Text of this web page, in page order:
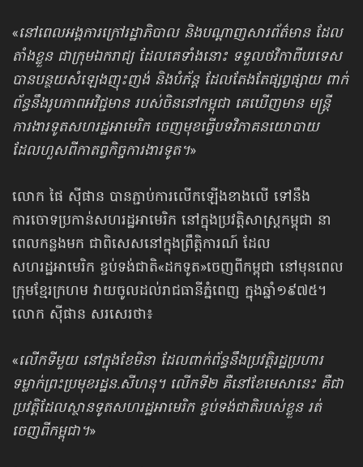
«នៅពេលអង្គការក្រៅរដ្ឋាភិបាល និងបណ្ដាញសារព័ត៌មាន ដែល
តាំងខ្លួន ជាក្រុមឯករាជ្យ ដែលគេទាំងនោះ ទទួលថវិកាពីបរទេស
បានបន្ថយសំឡេងញុះញង់ និងបំភ័ន្ត ដែលតែងតែផ្សព្វផ្សាយ ពាក់
ព័ន្ធនឹងរូបភាពអវិជ្ជមាន របស់ចិននៅកម្ពុជា គេឃើញមាន មន្រ្ដី
ការងារទូតសហរដ្ឋអាមេរិក ចេញមុខធ្វើបទវិភាគនយោបាយ
ដែលហួសពីកាតព្វកិច្ចការងារទូត។»
លោក ផៃ ស៊ីផាន បានភ្ជាប់ការលើកឡើងខាងលើ ទៅនឹង
ការចោទប្រកាន់សហរដ្ឋ​អាមេរិក នៅក្នុងប្រវត្តិសាស្ត្រកម្ពុជា នា
ពេលកន្លងមក ជាពិសេសនៅក្នុងព្រឹត្តិការណ៍ ដែល
សហរដ្ឋអាមេរិក ខ្ចប់ទង់ជាតិ«ដកទូត»​ចេញពីកម្ពុជា នៅមុនពេល
ក្រុមខ្មែរក្រហម វាយចូលដល់រាជធានីភ្នំពេញ ក្នុងឆ្នាំ១៩៧៥។
លោក ស៊ីផាន សរសេរថា៖
«លើកទីមួយ នៅក្នុងខែមិនា ដែលពាក់ព័ន្ធនឹងប្រវត្តិរដ្ឋប្រហារ
ទម្លាក់ព្រះប្រមុខរដ្ឋន.សីហនុ។ លើកទី២ គឺនៅខែមេសានេះ គឺជា
ប្រវត្តិដែលស្ថានទូតសហរដ្ឋអាមេរិក ខ្ចប់ទង់ជាតិរបស់ខ្លួន រត់
ចេញពីកម្ពុជា។»